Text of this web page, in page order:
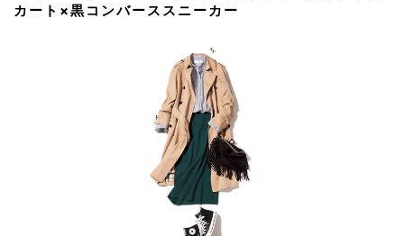
カート×黒コンバーススニーカー